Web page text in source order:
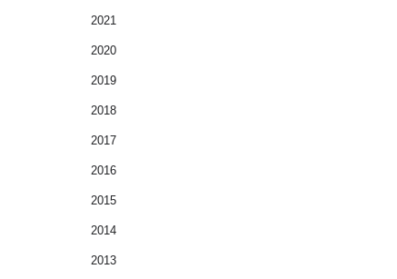
2021
2020
2019
2018
2017
2016
2015
2014
2013